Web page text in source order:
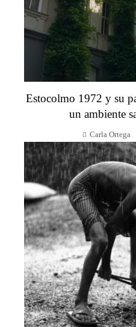
Estocolmo 1972 y su
un ambiente
Carla Ortega